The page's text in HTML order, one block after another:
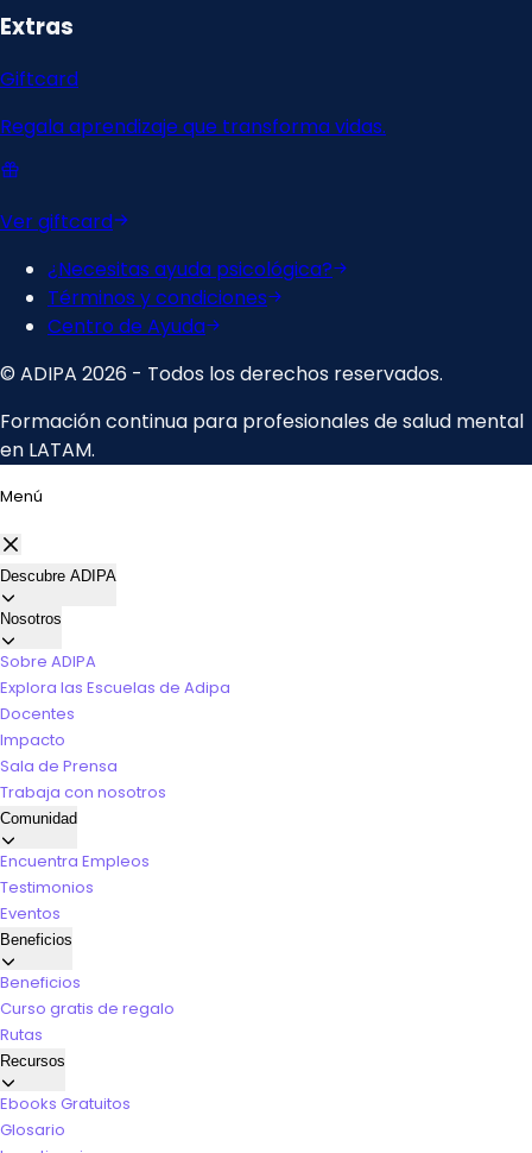
Menú
Descubre ADIPA
Nosotros
Sobre ADIPA
Explora las Escuelas de Adipa
Docentes
Impacto
Sala de Prensa
Trabaja con nosotros
Comunidad
Encuentra Empleos
Testimonios
Eventos
Beneficios
Beneficios
Curso gratis de regalo
Rutas
Recursos
Ebooks Gratuitos
Glosario